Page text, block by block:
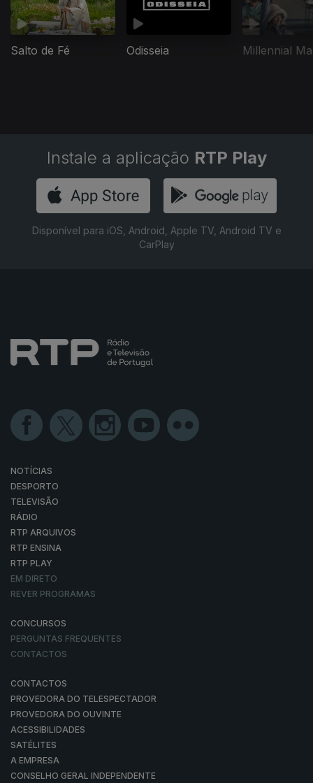
Salto de Fé Odisseia Millennial
Instale a aplicação RTP Play
Disponível para iOS, Android, Apple TV, Android TV e
CarPlay
NOTÍCIAS
DESPORTO
TELEVISÃO
RÁDIO
RTP ARQUIVOS
RTP ENSINA
RTP PLAY
EM DIRETO
REVER PROGRAMAS
CONCURSOS
PERGUNTAS FREQUENTES
CONTACTOS
CONTACTOS
PROVEDORA DO TELESPECTADOR
PROVEDORA DO OUVINTE
ACESSIBILIDADES
SATÉLITES
A EMPRESA
CONSELHO GERAL INDEPENDENTE